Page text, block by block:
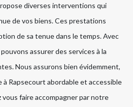
diverses interventions qui
de vos biens. Ces prestations
de sa tenue dans le temps. Avec
assurer des services à la
Nous assurons bien évidemment,
Rapsecourt abordable et accessible
faire accompagner par notre